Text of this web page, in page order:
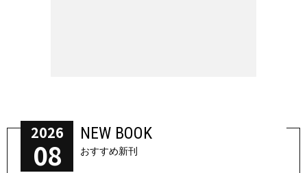
2026
08
NEW BOOK
おすすめ新刊